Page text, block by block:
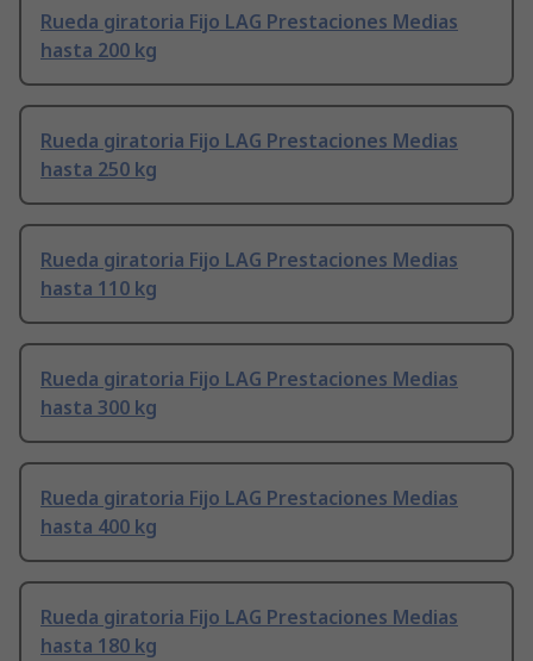
Rueda giratoria Fijo LAG Prestaciones Medias
hasta 200 kg
Rueda giratoria Fijo LAG Prestaciones Medias
hasta 250 kg
Rueda giratoria Fijo LAG Prestaciones Medias
hasta 110 kg
Rueda giratoria Fijo LAG Prestaciones Medias
hasta 300 kg
Rueda giratoria Fijo LAG Prestaciones Medias
hasta 400 kg
Rueda giratoria Fijo LAG Prestaciones Medias
hasta 180 kg